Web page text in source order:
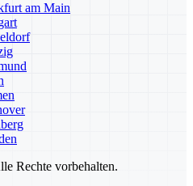
am Main
Rechte vorbehalten.